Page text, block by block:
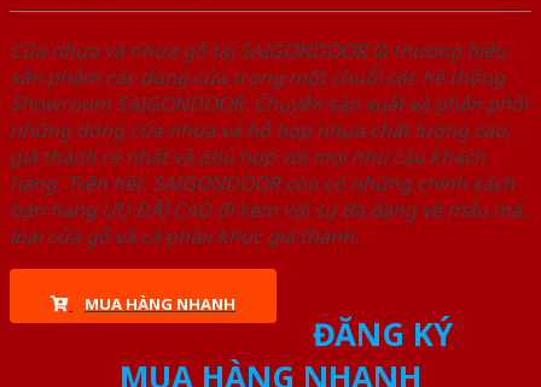
Cửa nhựa và nhựa gỗ tại SAIGONDOOR là thương hiệu
sản phẩm các dòng cửa trong một chuỗi các hệ thống
Showroom SAIGONDOOR. Chuyên sản xuất và phân phối
những dòng cửa nhựa và hỗ hợp nhựa chất lượng cao,
giá thành rẻ nhất và phù hợp với mọi nhu cầu khách
hàng. Trên hết, SAIGONDOOR còn có những chính sách
bán hàng ƯU ĐÃI CAO đi kèm với sự đa dạng về mẫu mã,
loại cửa gỗ và cả phân khúc giá thành.
MUA HÀNG NHANH
ĐĂNG KÝ
MUA HÀNG NHANH